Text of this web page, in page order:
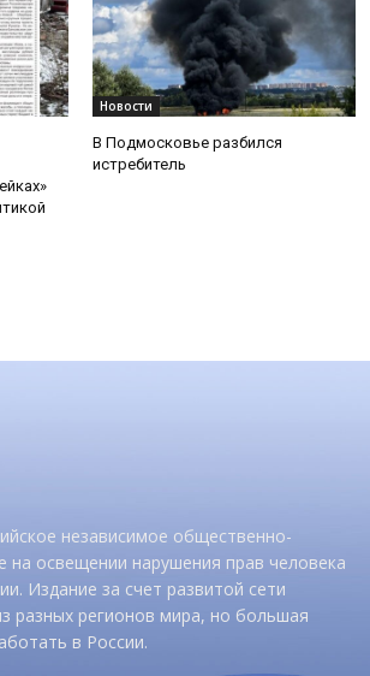
Новости
В Подмосковье разбился
истребитель
независимое общественно-
на освещении нарушения прав человека
Издание за счет развитой сети
разных регионов мира, но большая
в России.